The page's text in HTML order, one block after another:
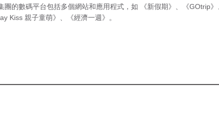
團的數碼平台包括多個網站和應用程式，如 《新假期》 《GOtrip》
Kiss 親子童萌》
《經濟一週》 。